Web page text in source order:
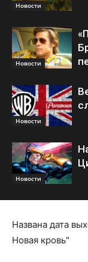
Новости
Новости
Новости
Новости
Названа дата
Новая кровь"